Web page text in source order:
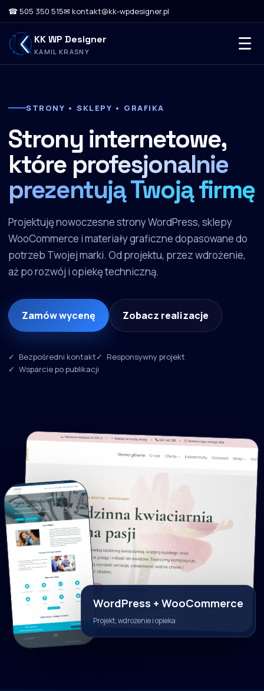
☎ 505 350 515✉ kontakt@kk-wpdesigner.pl
KK WP Designer
KAMIL KRASNY ☰
STRONY • SKLEPY • GRAFIKA
Strony internetowe,
które profesjonalnie
prezentują Twoją firmę
Projektuję nowoczesne strony WordPress, sklepy
WooCommerce i materiały graficzne dopasowane do
potrzeb Twojej marki. Od projektu, przez wdrożenie,
aż po rozwój i opiekę techniczną.
Zamów wycenę Zobacz realizacje
Bezpośredni kontakt
Responsywny projekt
Wsparcie po publikacji
WordPress + WooCommerce
Projekt, wdrożenie i opieka